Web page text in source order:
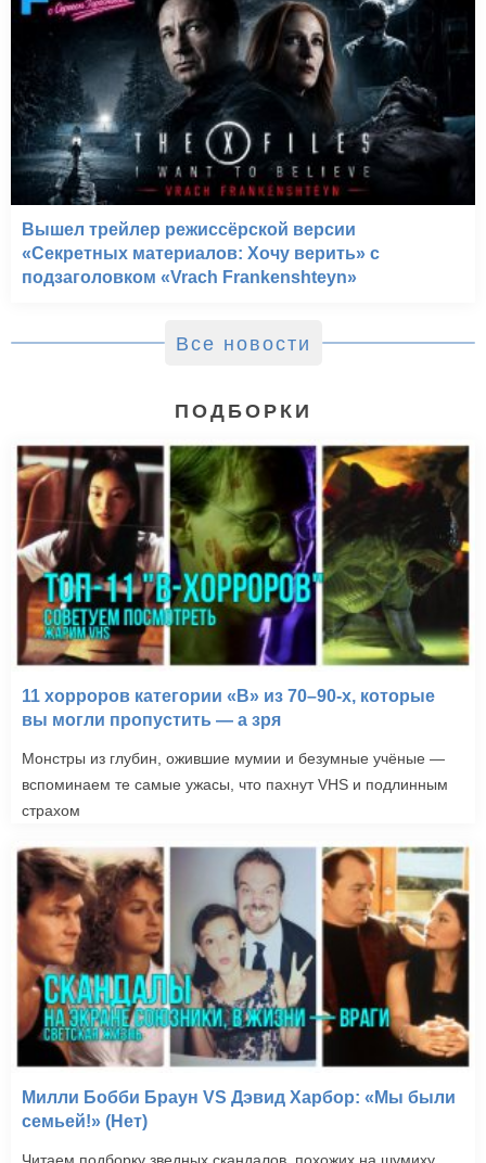
Вышел трейлер режиссёрской версии
«Секретных материалов: Хочу верить» с
подзаголовком «Vrach Frankenshteyn»
Все новости
ПОДБОРКИ
11 хорроров категории «B» из 70–90-х, которые
вы могли пропустить — а зря
Монстры из глубин, ожившие мумии и безумные учёные —
вспоминаем те самые ужасы, что пахнут VHS и подлинным
страхом
Милли Бобби Браун VS Дэвид Харбор: «Мы были
семьей!» (Нет)